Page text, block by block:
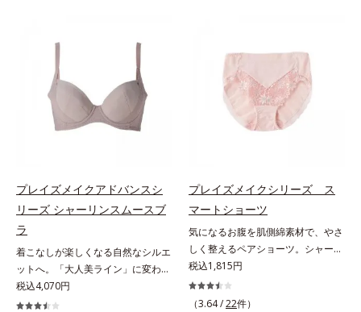
をメイクします。ぽっこりおなかは
すっきりキレイに解消。マチの肌側
は綿100％で1枚ばきOKです。
を簡単にメイクします。ウエスト部
は吸いつくようにフィット。フロン
ト＆マチの肌側は、綿100％素材で
ここちよく快適です。
プレイズメイクアドバンスシ
リーズ シャーリンスムースブ
ラ
着こなしが楽しくなる自然なシルエ
ットへ。「大人美ライン」に変わる
ブラ。広い「シャーリングカップ」
で、そげ胸に丸みメイク「大人世代
税込4,070円
プレイズメイクシリーズ ス
マートショーツ
気になるお腹を肌側綿素材で、やさ
しく整えるペアショーツ。シャーリ
ンフィットブラとペアでおすすめの
ショーツ「ありのままの自分で美し
くなる」という思想の「プレイズメ
税込1,815円
（3.64 /22件）